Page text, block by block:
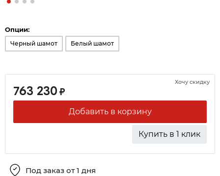
Опции:
Черный шамот Белый шамот
763 230 ₽
Добавить в корзину
Купить в 1 клик
Хочу скидку
Под заказ от 1 дня